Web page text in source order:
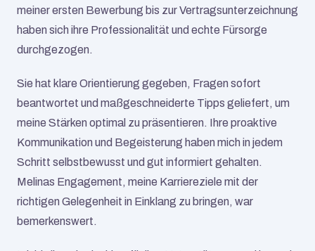
meiner ersten Bewerbung bis zur Vertragsunterzeichnung
haben sich ihre Professionalität und echte Fürsorge
durchgezogen.
Sie hat klare Orientierung gegeben, Fragen sofort
beantwortet und maßgeschneiderte Tipps geliefert, um
meine Stärken optimal zu präsentieren. Ihre proaktive
Kommunikation und Begeisterung haben mich in jedem
Schritt selbstbewusst und gut informiert gehalten.
Melinas Engagement, meine Karriereziele mit der
richtigen Gelegenheit in Einklang zu bringen, war
bemerkenswert.